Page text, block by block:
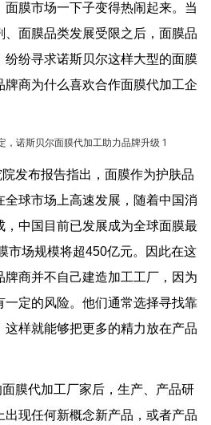
膜市场一下子变得热闹起来。当
面膜品类发展受限之后，面膜品
纷纷寻求诺斯贝尔这样大型的面膜
商为什么喜欢合作面膜代加工企
发布报告指出，面膜作为护肤品
全球市场上高速发展，随着中国消
，中国目前已发展成为全球面膜最
市场规模将超450亿元。因此在这
商并不自己建造加工工厂，因为
一定的风险。他们通常选择寻找靠
样就能够把更多的精力放在产品
膜代加工厂家后，生产、产品研
出现任何新概念新产品，或者产品